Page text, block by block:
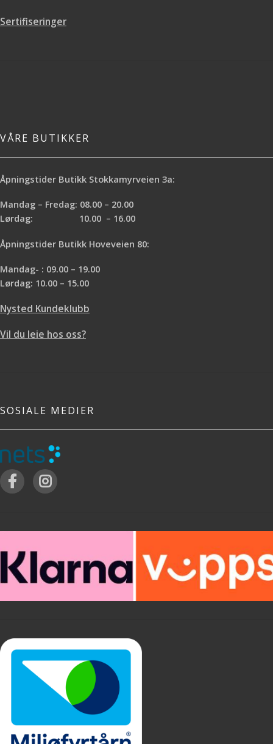
Sertifiseringer
VÅRE BUTIKKER
Åpningstider Butikk Stokkamyrveien 3a:
Mandag – Fredag: 08.00 – 20.00
Lørdag: 10.00 – 16.00
Åpningstider Butikk Hoveveien 80:
Mandag- : 09.00 – 19.00
Lørdag: 10.00 – 15.00
Nysted Kundeklubb
Vil du leie hos oss?
SOSIALE MEDIER